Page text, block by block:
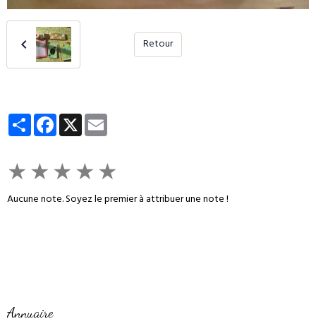
Retour
PartagerFacebook
X
★★★★★
Aucune note. Soyez le premier à attribuer une note !
Annuaire